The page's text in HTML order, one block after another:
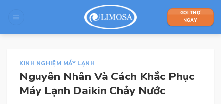
GỌI THỢ
NGAY
KINH NGHIỆM MÁY LẠNH
Nguyên Nhân Và Cách Khắc Phục
Máy Lạnh Daikin Chảy Nước